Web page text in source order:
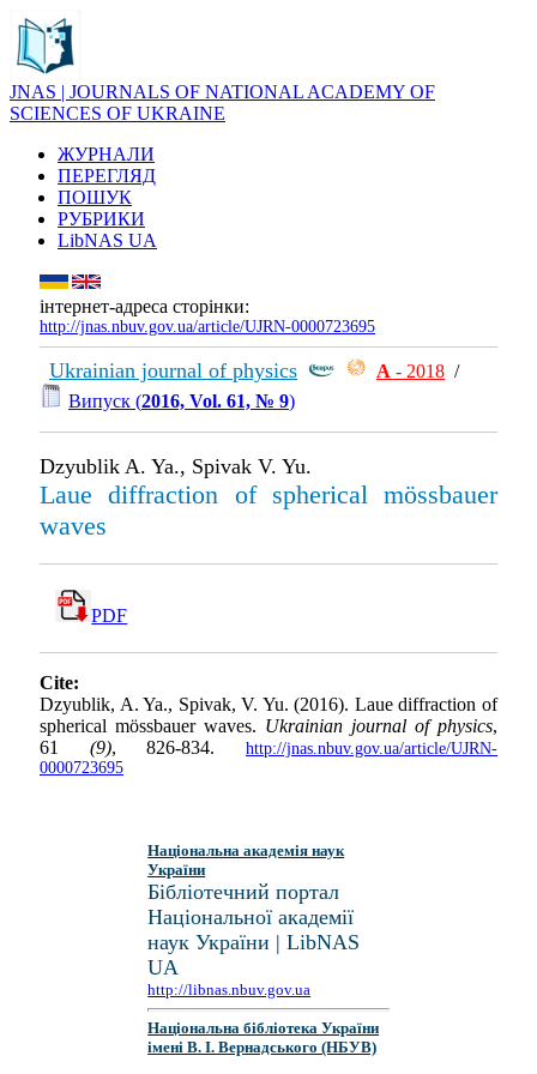
JNAS | JOURNALS OF NATIONAL ACADEMY OF
SCIENCES OF UKRAINE
ЖУРНАЛИ
ПЕРЕГЛЯД
ПОШУК
РУБРИКИ
LibNAS UA
інтернет-адреса сторінки:
http://jnas.nbuv.gov.ua/article/UJRN-0000723695
Ukrainian journal of physics А - 2018 /
Випуск (2016, Vol. 61, № 9)
Dzyublik A. Ya., Spivak V. Yu.
Laue diffraction of spherical mӧssbauer
waves
PDF
Cite:
Dzyublik, A. Ya., Spivak, V. Yu. (2016). Laue diffraction of
spherical mӧssbauer waves. Ukrainian journal of physics,
61 (9), 826-834.http://jnas.nbuv.gov.ua/article/UJRN-
0000723695
Національна академія наук
України
Бібліотечний портал
Національної академії
наук України | LibNAS
UA
http://libnas.nbuv.gov.ua
Національна бібліотека України
імені В. І. Вернадського (НБУВ)